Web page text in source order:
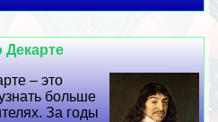
Декарте
– это
больше
За годы